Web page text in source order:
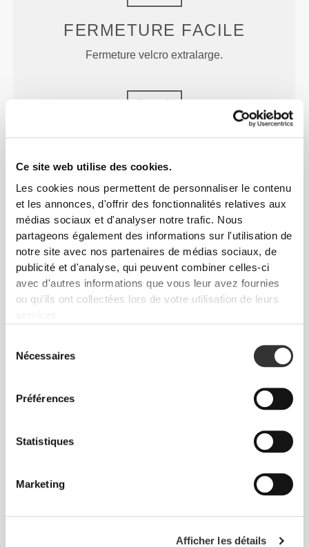
Ce site web utilise des cookies.
Les cookies nous permettent de personnaliser le contenu
et les annonces, d'offrir des fonctionnalités relatives aux
médias sociaux et d'analyser notre trafic. Nous
partageons également des informations sur l'utilisation de
notre site avec nos partenaires de médias sociaux, de
publicité et d'analyse, qui peuvent combiner celles-ci
avec d'autres informations que vous leur avez fournies
ou qu'ils ont collectées lors de votre utilisation de leurs
Nécessaires
Préférences
Statistiques
Marketing
Afficher les détails
FERMETURE FACILE
Fermeture velcro extralarge.
SUPPORT
SUPPLÉMENTAIRE
La boucle pour le pouce te permet d'enrouler plus
facilement et de maintenir le tout en place.
A- 6.5 cm - 2.55"| B- 8 cm - 3.14"| C- 45 cm -